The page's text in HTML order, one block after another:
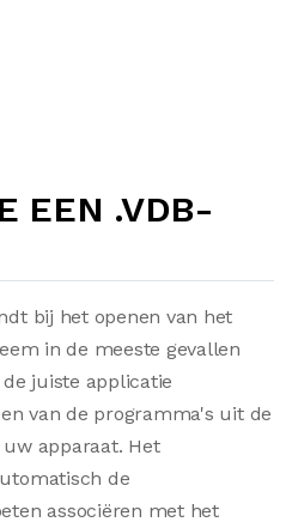
EEN .VDB-
bij het openen van het
in de meeste gevallen
juiste applicatie
van de programma's uit de
apparaat. Het
de
associëren met het